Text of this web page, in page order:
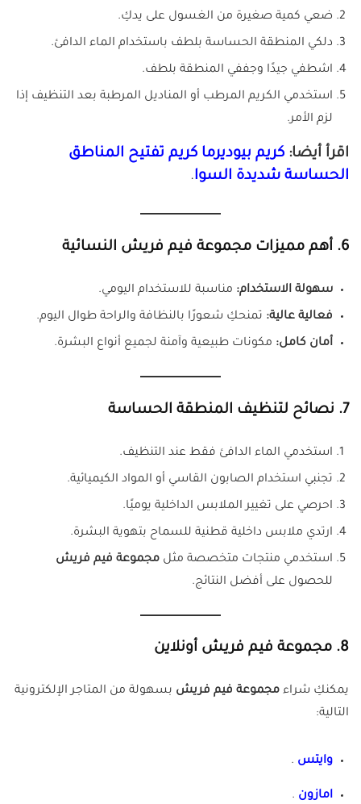
ضعي كمية صغيرة من الغسول على يدكِ.
دلكي المنطقة الحساسة بلطف باستخدام الماء الدافئ.
اشطفي جيدًا وجففي المنطقة بلطف.
استخدمي الكريم المرطب أو المناديل المرطبة بعد التنظيف إذا
لزم الأمر.
اقرأ أيضا: كريم بيوديرما كريم تفتيح المناطق
الحساسة شديدة السوا.
6. أهم مميزات مجموعة فيم فريش النسائية
سهولة الاستخدام: مناسبة للاستخدام اليومي.
فعالية عالية: تمنحكِ شعورًا بالنظافة والراحة طوال اليوم.
أمان كامل: مكونات طبيعية وآمنة لجميع أنواع البشرة.
7. نصائح لتنظيف المنطقة الحساسة
استخدمي الماء الدافئ فقط عند التنظيف.
تجنبي استخدام الصابون القاسي أو المواد الكيميائية.
احرصي على تغيير الملابس الداخلية يوميًا.
ارتدي ملابس داخلية قطنية للسماح بتهوية البشرة.
استخدمي منتجات متخصصة مثل مجموعة فيم فريش
للحصول على أفضل النتائج.
8. مجموعة فيم فريش أونلاين
يمكنكِ شراء مجموعة فيم فريش بسهولة من المتاجر الإلكترونية
التالية:
وايتس .
امازون .